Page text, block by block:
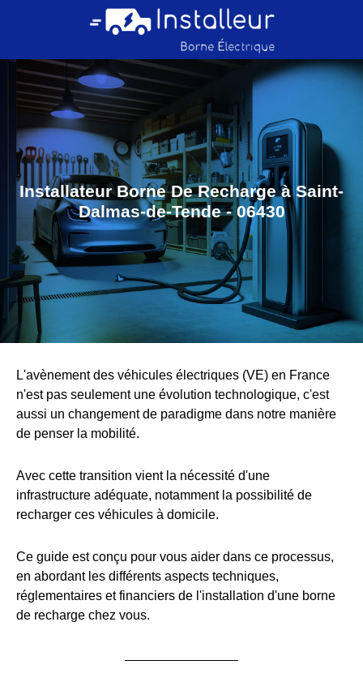
Installateur Borne De Recharge à Saint-
Dalmas-de-Tende - 06430
L'avènement des véhicules électriques (VE) en France
n'est pas seulement une évolution technologique, c'est
aussi un changement de paradigme dans notre manière
de penser la mobilité.
Avec cette transition vient la nécessité d'une
infrastructure adéquate, notamment la possibilité de
recharger ces véhicules à domicile.
Ce guide est conçu pour vous aider dans ce processus,
en abordant les différents aspects techniques,
réglementaires et financiers de l'installation d'une borne
de recharge chez vous.